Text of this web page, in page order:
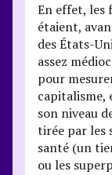
En effet, les
étaient,
des États-
assez
pour
capitalisme,
son niveau
tirée par les
santé (un
ou les